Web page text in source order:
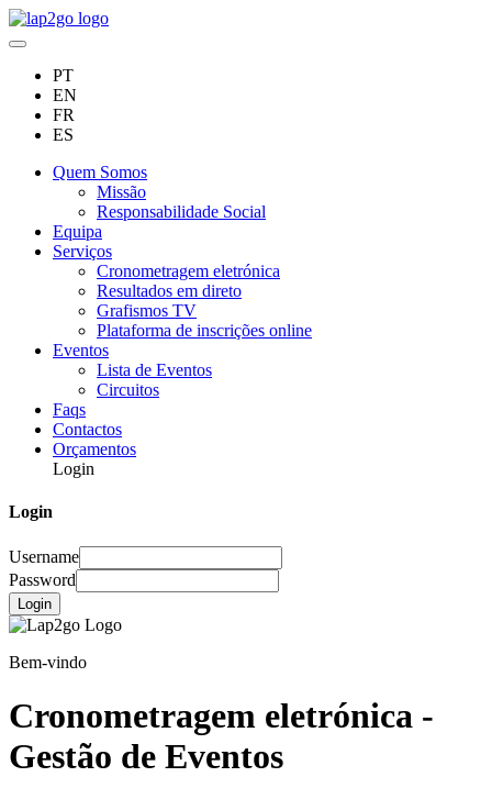
PT
EN
FR
ES
Quem Somos
Missão
Responsabilidade Social
Equipa
Serviços
Cronometragem eletrónica
Resultados em direto
Grafismos TV
Plataforma de inscrições online
Eventos
Lista de Eventos
Circuitos
Faqs
Contactos
Orçamentos
Login
Login
Username
Password
Login
Bem-vindo
Cronometragem eletrónica -
Gestão de Eventos